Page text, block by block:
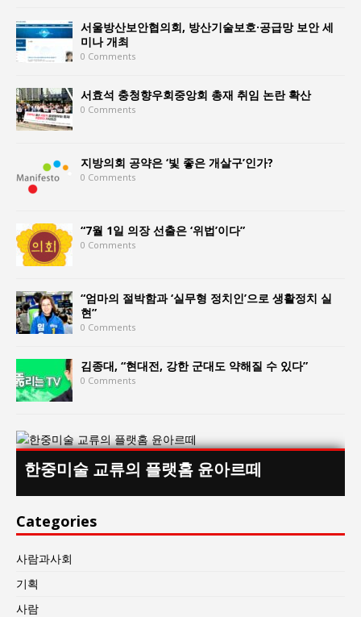
서울방산보안협의회, 방산기술보호·공급망 보안 세
미나 개최
0 Comments
서효석 충청향우회중앙회 총재 취임 논란 확산
0 Comments
지방의회 공약은 ‘빛 좋은 개살구’인가?
0 Comments
“7월 1일 의장 선출은 ‘위법’이다”
0 Comments
“엄마의 절박함과 ‘실무형 정치인’으로 생활정치 실
현”
0 Comments
김종대, “현대전, 강한 군대도 약해질 수 있다”
0 Comments
한중미술 교류의 플랫홈 윤아르떼
Categories
사람과사회
기획
사람